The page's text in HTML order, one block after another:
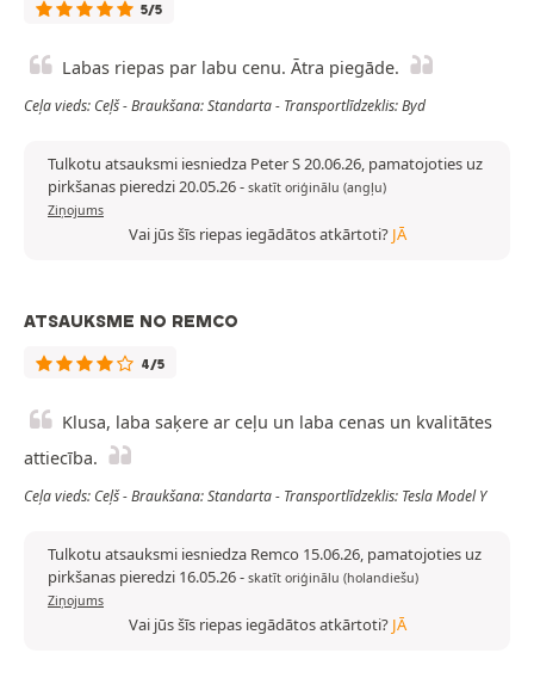
5/5
Labas riepas par labu cenu. Ātra piegāde.
Ceļa vieds: Ceļš - Braukšana: Standarta - Transportlīdzeklis: Byd
Tulkotu atsauksmi iesniedza Peter S 20.06.26, pamatojoties uz
pirkšanas pieredzi 20.05.26- skatīt oriģinālu (angļu)
Ziņojums
Vai jūs šīs riepas iegādātos atkārtoti? JĀ
ATSAUKSME NO REMCO
4/5
Klusa, laba saķere ar ceļu un laba cenas un kvalitātes
attiecība.
Ceļa vieds: Ceļš - Braukšana: Standarta - Transportlīdzeklis: Tesla Model Y
Tulkotu atsauksmi iesniedza Remco 15.06.26, pamatojoties uz
pirkšanas pieredzi 16.05.26- skatīt oriģinālu (holandiešu)
Ziņojums
Vai jūs šīs riepas iegādātos atkārtoti? JĀ